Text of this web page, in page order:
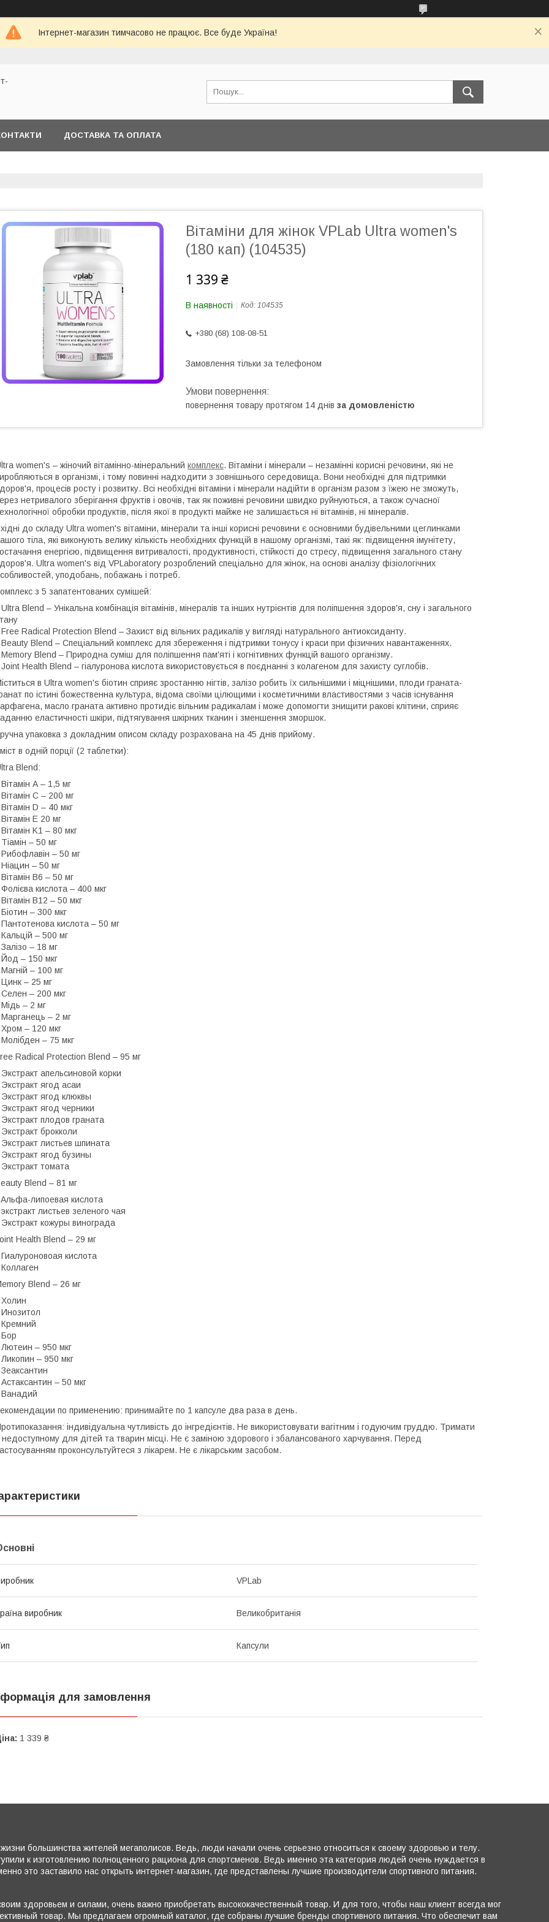
Інтернет-магазин тимчасово не працює. Все буде Україна!
ДОСТАВКА ТА ОПЛАТА
Вітаміни для жінок VPLab Ultra women's
(180 кап) (104535)
1 339 ₴
В наявності Код: 104535
+380 (68) 108-08-51
Замовлення тільки за телефоном
повернення товару протягом 14 днів за домовленістю
women's – жіночий вітамінно-мінеральний комплекс. Вітаміни і мінерали – незамінні корисні речовини, які не
в організмі, і тому повинні надходити з зовнішнього середовища. Вони необхідні для підтримки
процесів росту і розвитку. Всі необхідні вітаміни і мінерали надійти в організм разом з їжею не зможуть,
нетривалого зберігання фруктів і овочів, так як поживні речовини швидко руйнуються, а також сучасної
обробки продуктів, після якої в продукті майже не залишається ні вітамінів, ні мінералів.
до складу Ultra women's вітаміни, мінерали та інші корисні речовини є основними будівельними цеглинками
тіла, які виконують велику кількість необхідних функцій в нашому організмі, такі як: підвищення імунітету,
енергією, підвищення витривалості, продуктивності, стійкості до стресу, підвищення загального стану
Ultra women's від VPLaboratory розроблений спеціально для жінок, на основі аналізу фізіологічних
уподобань, побажань і потреб.
з 5 запатентованих сумішей:
Ultra Blend – Унікальна комбінація вітамінів, мінералів та інших нутрієнтів для поліпшення здоров'я, сну і загального
Free Radical Protection Blend – Захист від вільних радикалів у вигляді натурального антиоксиданту.
Beauty Blend – Спеціальний комплекс для збереження і підтримки тонусу і краси при фізичних навантаженнях.
Memory Blend – Природна суміш для поліпшення пам'яті і когнітивних функцій вашого організму.
Joint Health Blend – гіалуронова кислота використовується в поєднанні з колагеном для захисту суглобів.
в Ultra women's біотин сприяє зростанню нігтів, залізо робить їх сильнішими і міцнішими, плоди граната-
по істині божественна культура, відома своїми цілющими і косметичними властивостями з часів існування
масло граната активно протидіє вільним радикалам і може допомогти знищити ракові клітини, сприяє
еластичності шкіри, підтягування шкірних тканин і зменшення зморшок.
упаковка з докладним описом складу розрахована на 45 днів прийому.
в одній порції (2 таблетки):
Blend:
Вітамін А – 1,5 мг
Вітамін С – 200 мг
Вітамін D – 40 мкг
Вітамін Е 20 мг
Вітамін K1 – 80 мкг
Тіамін – 50 мг
Рибофлавін – 50 мг
Ніацин – 50 мг
Вітамін В6 – 50 мг
Фолієва кислота – 400 мкг
Вітамін В12 – 50 мкг
Біотин – 300 мкг
Пантотенова кислота – 50 мг
Кальцій – 500 мг
Залізо – 18 мг
Йод – 150 мкг
Магній – 100 мг
Цинк – 25 мг
Селен – 200 мкг
Мідь – 2 мг
Марганець – 2 мг
Хром – 120 мкг
Молібден – 75 мкг
Radical Protection Blend – 95 мг
Экстракт апельсиновой корки
Экстракт ягод асаи
Экстракт ягод клюквы
Экстракт ягод черники
Экстракт плодов граната
Экстракт брокколи
Экстракт листьев шпината
Экстракт ягод бузины
Экстракт томата
Blend – 81 мг
Aльфа-липоевая кислота
экстракт листьев зеленого чая
Экстракт кожуры винограда
Health Blend – 29 мг
Гиалуроновоая кислота
Коллаген
Blend – 26 мг
Холин
Инозитол
Кремний
Бор
Лютеин – 950 мкг
Ликопин – 950 мкг
Зеаксантин
Астаксантин – 50 мкг
Ванадий
по применению: принимайте по 1 капсуле два раза в день.
індивідуальна чутливість до інгредієнтів. Не використовувати вагітним і годуючим груддю. Тримати
недоступному для дітей та тварин місці. Не є заміною здорового і збалансованого харчування. Перед
проконсультуйтеся з лікарем. Не є лікарським засобом.
VPLab
виробник Великобританія
Капсули
для замовлення
1 339 ₴
большинства жителей мегаполисов. Ведь, люди начали очень серьезно относиться к своему здоровью и телу.
к изготовлению полноценного рациона для спортсменов. Ведь именно эта категория людей очень нуждается в
это заставило нас открыть интернет-магазин, где представлены лучшие производители спортивного питания.
здоровьем и силами, очень важно приобретать высококачественный товар. И для того, чтобы наш клиент всегда мог
товар. Мы предлагаем огромный каталог, где собраны лучшие бренды спортивного питания. Что обеспечит вам